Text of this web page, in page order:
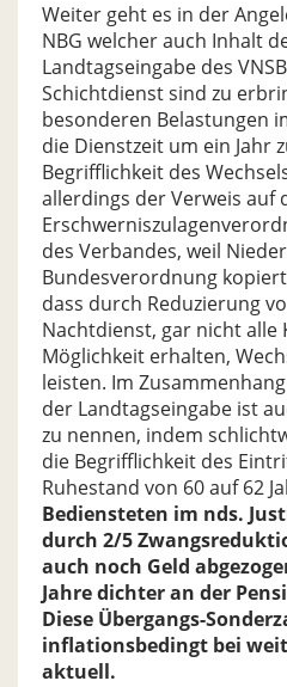
Weiter geht es in der
NBG welcher auch Inhalt
Landtagseingabe des
Schichtdienst sind zu
besonderen Belastungen
die Dienstzeit um ein Jahr
Begrifflichkeit des
allerdings der Verweis auf
des Verbandes, weil
Bundesverordnung
dass durch Reduzierung
Nachtdienst, gar nicht alle
Möglichkeit erhalten,
leisten. Im
der Landtagseingabe ist
zu nennen, indem
die Begrifflichkeit des
Ruhestand von 60 auf 62
Bediensteten im nds.
durch 2/5
auch noch Geld
Jahre dichter an der
Diese Übergangs-
inflationsbedingt bei
aktuell.